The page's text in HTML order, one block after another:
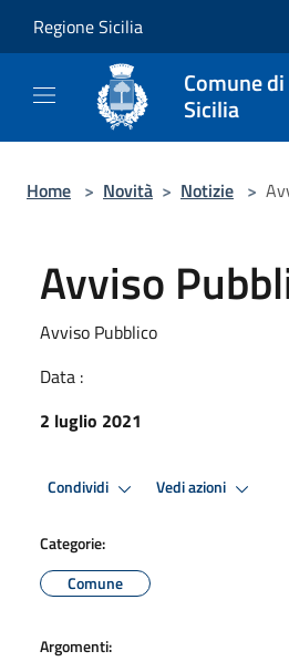
Regione Sicilia
Comune
Sicilia
Home > Novità > Notizie >
Avviso
Avviso Pubblico
Data :
2 luglio 2021
Condividi Vedi azioni
Categorie:
Comune
Argomenti: